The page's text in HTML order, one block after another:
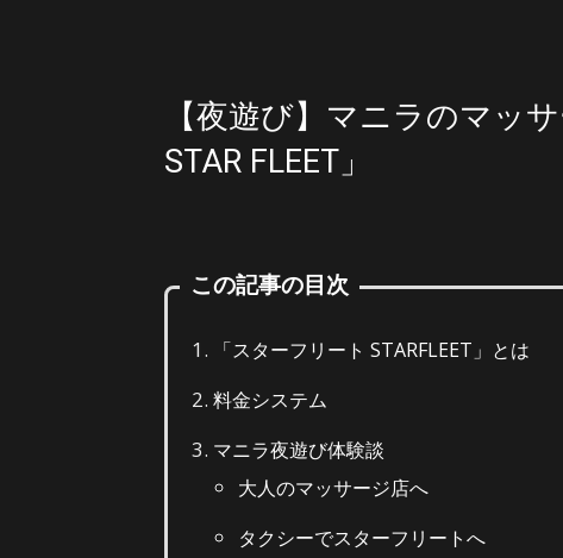
【夜遊び】マニラのマッ
STAR FLEET」
この記事の目次
「スターフリート STARFLEET」とは
料金システム
マニラ夜遊び体験談
大人のマッサージ店へ
タクシーでスターフリートへ